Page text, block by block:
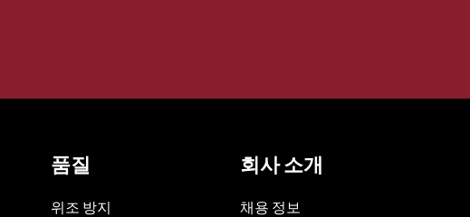
품질
위조 방지
회사 소개
채용 정보